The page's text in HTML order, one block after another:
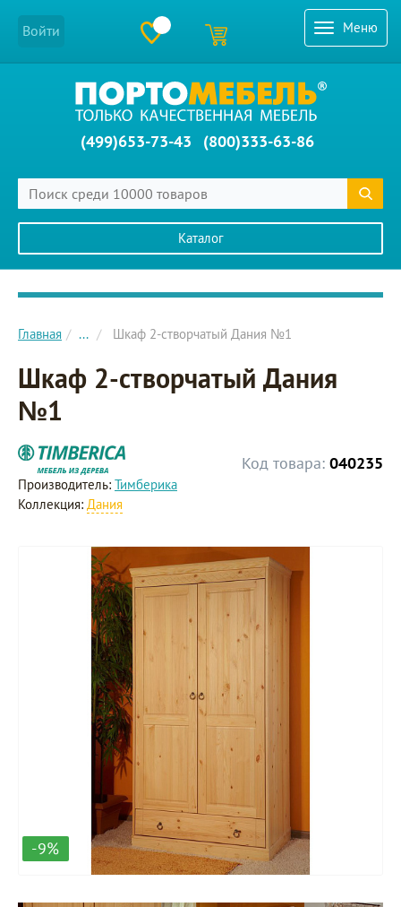
Меню
Войти
(499)653-73-43 (800)333-63-86
Каталог
Главное меню сайта
Главная ... Шкаф 2-створчатый Дания №1
Шкаф 2-створчатый Дания
№1
Код товара: 040235
Производитель: Тимберика
Коллекция: Дания
-9%